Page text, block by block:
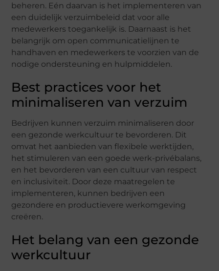
beheren. Eén daarvan is het implementeren van
een duidelijk verzuimbeleid dat voor alle
medewerkers toegankelijk is. Daarnaast is het
belangrijk om open communicatielijnen te
handhaven en medewerkers te voorzien van de
nodige ondersteuning en hulpmiddelen.
Best practices voor het
minimaliseren van verzuim
Bedrijven kunnen verzuim minimaliseren door
een gezonde werkcultuur te bevorderen. Dit
omvat het aanbieden van flexibele werktijden,
het stimuleren van een goede werk-privébalans,
en het bevorderen van een cultuur van respect
en inclusiviteit. Door deze maatregelen te
implementeren, kunnen bedrijven een
gezondere en productievere werkomgeving
creëren.
Het belang van een gezonde
werkcultuur